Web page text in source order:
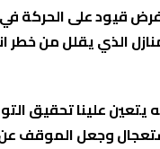
قيود على الحركة
الذي يقلل من خطر
علينا تحقيق
وجعل الموقف